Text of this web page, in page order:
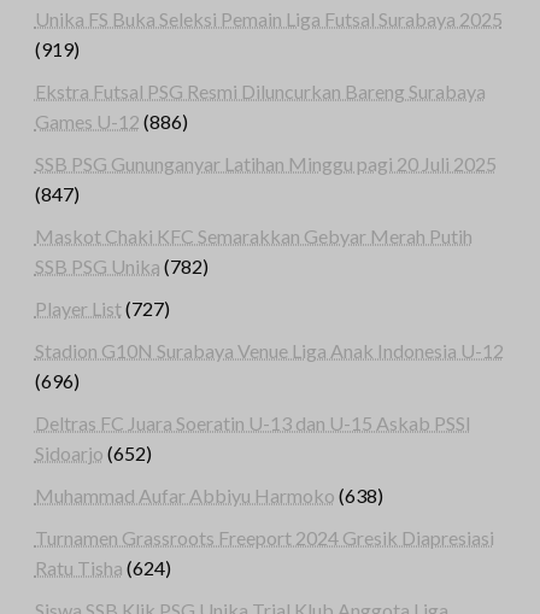
Unika FS Buka Seleksi Pemain Liga Futsal Surabaya 2025
(919)
Ekstra Futsal PSG Resmi Diluncurkan Bareng Surabaya
Games U-12 (886)
SSB PSG Gununganyar Latihan Minggu pagi 20 Juli 2025
(847)
Maskot Chaki KFC Semarakkan Gebyar Merah Putih
SSB PSG Unika (782)
Player List(727)
Stadion G10N Surabaya Venue Liga Anak Indonesia U-12
(696)
Deltras FC Juara Soeratin U-13 dan U-15 Askab PSSI
Sidoarjo (652)
Muhammad Aufar Abbiyu Harmoko (638)
Turnamen Grassroots Freeport 2024 Gresik Diapresiasi
Ratu Tisha (624)